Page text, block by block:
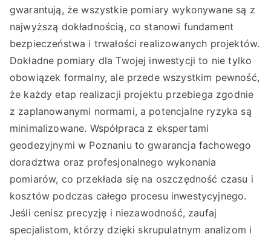
gwarantują, że wszystkie pomiary wykonywane są z
najwyższą dokładnością, co stanowi fundament
bezpieczeństwa i trwałości realizowanych projektów.
Dokładne pomiary dla Twojej inwestycji to nie tylko
obowiązek formalny, ale przede wszystkim pewność,
że każdy etap realizacji projektu przebiega zgodnie
z zaplanowanymi normami, a potencjalne ryzyka są
minimalizowane. Współpraca z ekspertami
geodezyjnymi w Poznaniu to gwarancja fachowego
doradztwa oraz profesjonalnego wykonania
pomiarów, co przekłada się na oszczędność czasu i
kosztów podczas całego procesu inwestycyjnego.
Jeśli cenisz precyzję i niezawodność, zaufaj
specjalistom, którzy dzięki skrupulatnym analizom i